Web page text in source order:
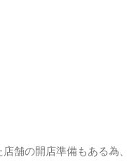
舗の開店準備もある為